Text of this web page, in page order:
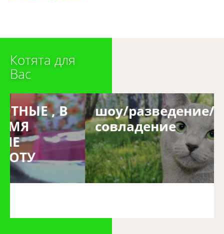
Котята для
Вас
шоу/разведение/
совладение